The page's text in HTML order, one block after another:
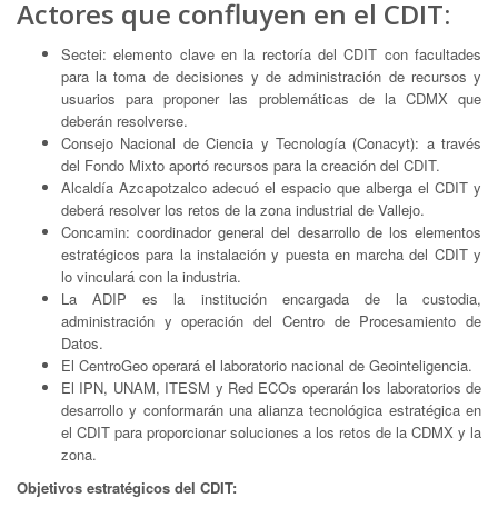
Actores que confluyen en el CDIT:
Sectei: elemento clave en la rectoría del CDIT con facultades
para la toma de decisiones y de administración de recursos y
usuarios para proponer las problemáticas de la CDMX que
deberán resolverse.
Consejo Nacional de Ciencia y Tecnología (Conacyt): a través
del Fondo Mixto aportó recursos para la creación del CDIT.
Alcaldía Azcapotzalco adecuó el espacio que alberga el CDIT y
deberá resolver los retos de la zona industrial de Vallejo.
Concamin: coordinador general del desarrollo de los elementos
estratégicos para la instalación y puesta en marcha del CDIT y
lo vinculará con la industria.
La ADIP es la institución encargada de la custodia,
administración y operación del Centro de Procesamiento de
Datos.
El CentroGeo operará el laboratorio nacional de Geointeligencia.
El IPN, UNAM, ITESM y Red ECOs operarán los laboratorios de
desarrollo y conformarán una alianza tecnológica estratégica en
el CDIT para proporcionar soluciones a los retos de la CDMX y la
zona.
Objetivos estratégicos del CDIT: